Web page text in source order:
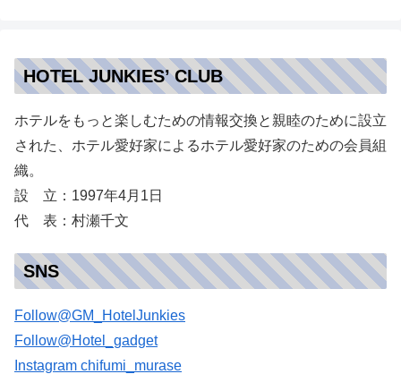
HOTEL JUNKIES’ CLUB
ホテルをもっと楽しむための情報交換と親睦のために設立
された、ホテル愛好家によるホテル愛好家のための会員組
織。
設 立：1997年4月1日
代 表：村瀬千文
SNS
Follow@GM_HotelJunkies
Follow@Hotel_gadget
Instagram chifumi_murase